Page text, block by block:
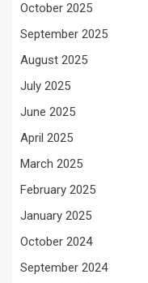
October 2025
September 2025
August 2025
July 2025
June 2025
April 2025
March 2025
February 2025
January 2025
October 2024
September 2024